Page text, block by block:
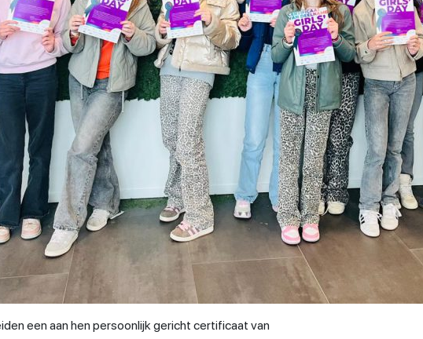
een aan hen persoonlijk gericht certificaat van